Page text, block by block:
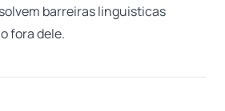
barreiras linguisticas
fora dele.